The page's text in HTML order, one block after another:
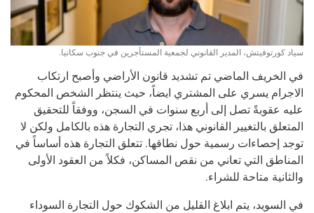
سياد كورتوفيتش، المدير القانوني لجمعية المستأجرين في جنوب سكانيا.
في الخريف الماضي تم تشديد قانون الأراضي وأصبح ارتكاب
الاجرام يسري على المشتري ايضاً، حيث ينتظر الشخص المحكوم
عليه عقوبةً تصل إلى أربع سنوات في السجن، ووفقاً للتحقيق
المتعلق بالتغيير القانوني هذا، تجري التجارة هذه بالكامل ولكن لا
توجد إحصاءات رسمية حول نطاقها. تتعلق التجارة هذه أساساً في
المناطق التي تعاني من نقص المساكن، فكلاً من العقود الأولى
والثانية متاحة للشراء.
في السويد، يتم ابلاغ القليل من الشكوك حول التجارة السوداء